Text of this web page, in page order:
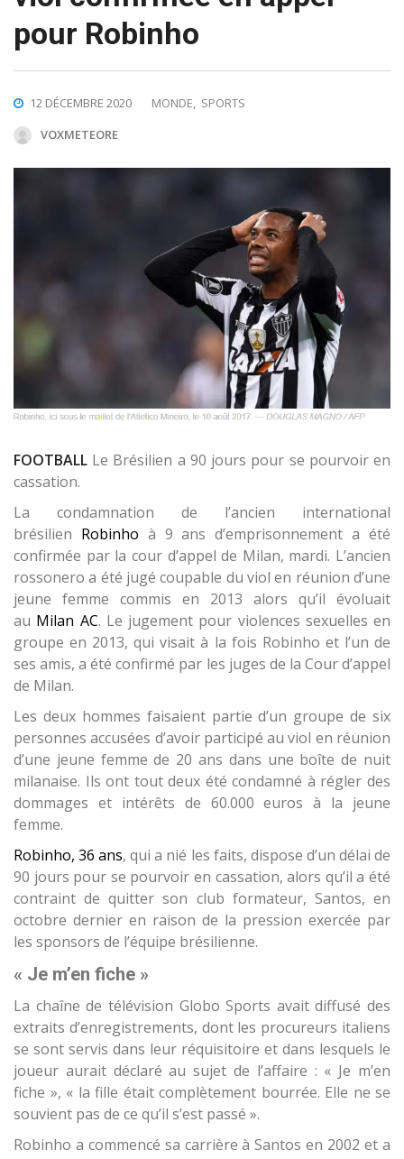
pour Robinho
12 DÉCEMBRE 2020 MONDE, SPORTS
VOXMETEORE
FOOTBALL Le Brésilien a 90 jours pour se pourvoir en
cassation.
La condamnation de l’ancien international
brésilien Robinho à 9 ans d’emprisonnement a été
confirmée par la cour d’appel de Milan, mardi. L’ancien
rossonero a été jugé coupable du viol en réunion d’une
jeune femme commis en 2013 alors qu’il évoluait
au Milan AC. Le jugement pour violences sexuelles en
groupe en 2013, qui visait à la fois Robinho et l’un de
ses amis, a été confirmé par les juges de la Cour d’appel
de Milan.
Les deux hommes faisaient partie d’un groupe de six
personnes accusées d’avoir participé au viol en réunion
d’une jeune femme de 20 ans dans une boîte de nuit
milanaise. Ils ont tout deux été condamné à régler des
dommages et intérêts de 60.000 euros à la jeune
femme.
Robinho, 36 ans​, qui a nié les faits, dispose d’un délai de
90 jours pour se pourvoir en cassation, alors qu’il a été
contraint de quitter son club formateur, Santos, en
octobre dernier en raison de la pression exercée par
les sponsors de l’équipe brésilienne.
« Je m’en fiche »
La chaîne de télévision Globo Sports avait diffusé des
extraits d’enregistrements, dont les procureurs italiens
se sont servis dans leur réquisitoire et dans lesquels le
joueur aurait déclaré au sujet de l’affaire : « Je m’en
fiche », « la fille était complètement bourrée. Elle ne se
souvient pas de ce qu’il s’est passé ».
Robinho a commencé sa carrière à Santos en 2002 et a